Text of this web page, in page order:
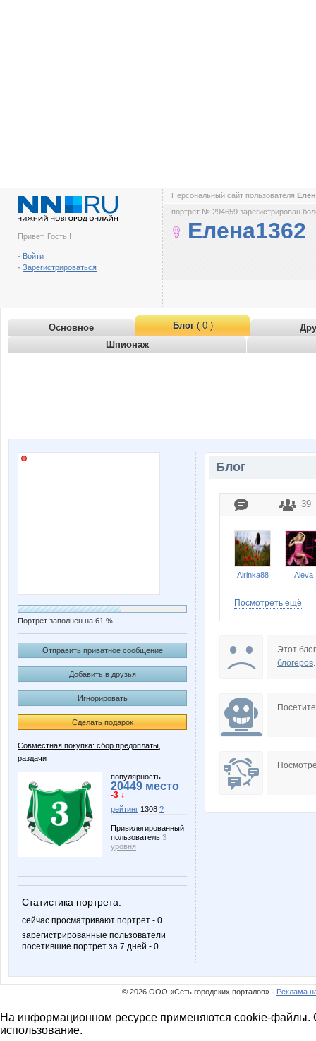
Привет, Гость !
- Войти
- Зарегистрироваться
Персональный сайт пользователя
портрет № 294659 зарегистрирован
Елена1362
Основное Блог( 0 )
Шпионаж
Портрет заполнен на 61 %
Отправить приватное сообщение
Добавить в друзья
Игнорировать
Сделать подарок
Совместная покупка: сбор предоплаты,
раздачи
популярность:
20449 место
-3 ↓
рейтинг 1308 ?
Привилегированный
пользователь 3
уровня
Статистика портрета:
сейчас просматривают портрет - 0
зарегистрированные пользователи
посетившие портрет за 7 дней - 0
Блог
39
Airinka88 Aleva
Lamie
Natikk OleOka
shoe_cosmetics spiller
Посмотреть ещё
Этот
блогеров.
© 2026 ООО «Сеть городских порталов» · Реклама
На информационном ресурсе применяются cookie-файлы.
использование.